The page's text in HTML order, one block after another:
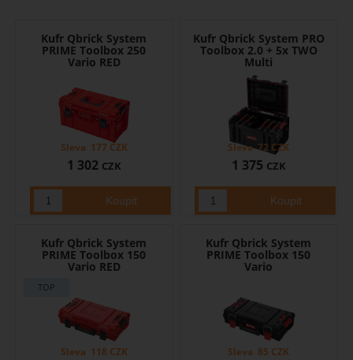
Kufr Qbrick System
PRIME Toolbox 250
Vario RED
1 302 CZK
Sleva 177 CZK
Kufr Qbrick System PRO
Toolbox 2.0 + 5x TWO
Multi
1 375 CZK
Sleva 72 CZK
Kufr Qbrick System
PRIME Toolbox 150
Vario RED
Sleva 118 CZK
Kufr Qbrick System
PRIME Toolbox 150
Vario
Sleva 85 CZK